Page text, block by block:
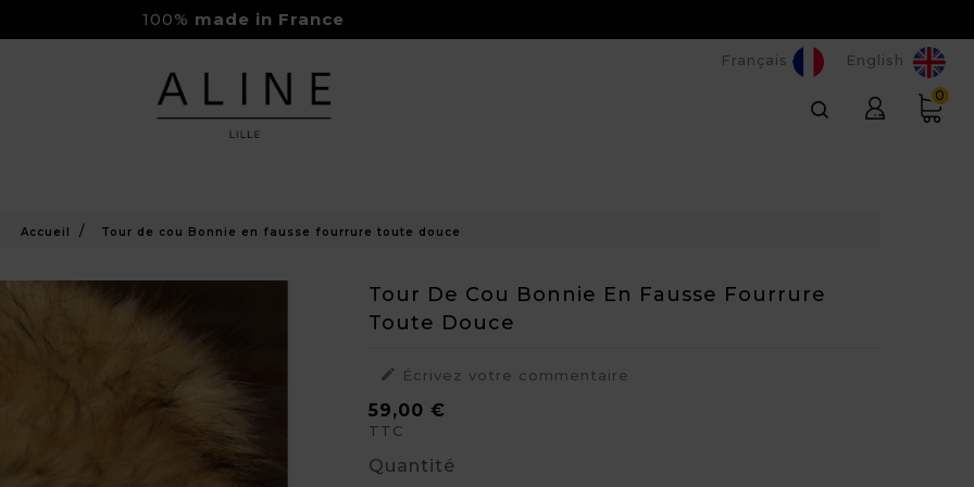
100% made in France
Livraison Gratuite à partir de 150€
0
Français English
Accueil Tour de cou Bonnie en fausse fourrure toute douce
Tour De Cou Bonnie En Fausse Fourrure
Toute Douce
 Écrivez votre commentaire
59,00 €
TTC
Quantité